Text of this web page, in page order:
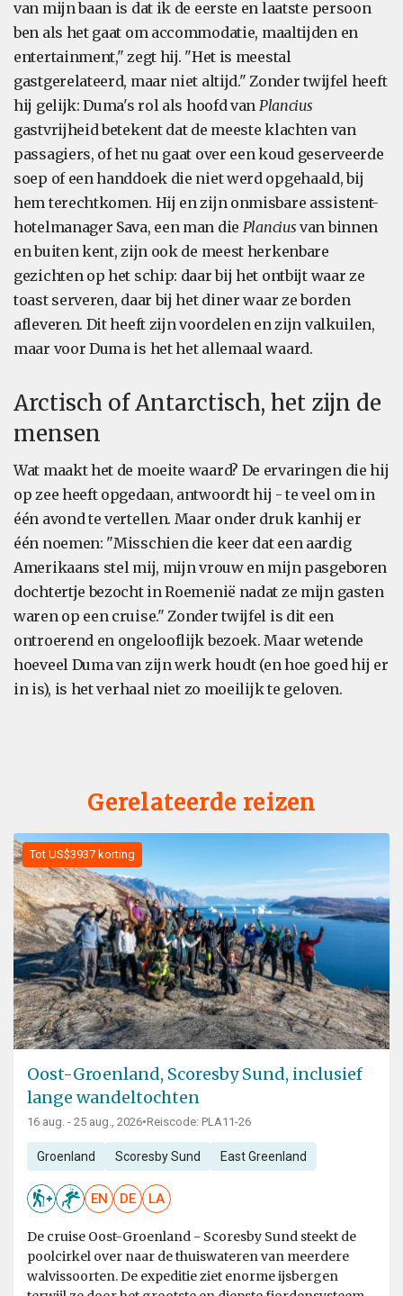
van mijn baan is dat ik de eerste en laatste persoon
ben als het gaat om accommodatie, maaltijden en
entertainment," zegt hij. "Het is meestal
gastgerelateerd, maar niet altijd." Zonder twijfel heeft
hij gelijk: Duma's rol als hoofd van Plancius
gastvrijheid betekent dat de meeste klachten van
passagiers, of het nu gaat over een koud geserveerde
soep of een handdoek die niet werd opgehaald, bij
hem terechtkomen. Hij en zijn onmisbare assistent-
hotelmanager Sava, een man die Plancius van binnen
en buiten kent, zijn ook de meest herkenbare
gezichten op het schip: daar bij het ontbijt waar ze
toast serveren, daar bij het diner waar ze borden
afleveren. Dit heeft zijn voordelen en zijn valkuilen,
maar voor Duma is het het allemaal waard.
Arctisch of Antarctisch, het zijn de
mensen
Wat maakt het de moeite waard? De ervaringen die hij
op zee heeft opgedaan, antwoordt hij - te veel om in
één avond te vertellen. Maar onder druk kanhij er
één noemen: "Misschien die keer dat een aardig
Amerikaans stel mij, mijn vrouw en mijn pasgeboren
dochtertje bezocht in Roemenië nadat ze mijn gasten
waren op een cruise." Zonder twijfel is dit een
ontroerend en ongelooflijk bezoek. Maar wetende
hoeveel Duma van zijn werk houdt (en hoe goed hij er
in is), is het verhaal niet zo moeilijk te geloven.
Gerelateerde reizen
Tot US$3937 korting
Oost-Groenland, Scoresby Sund, inclusief
lange wandeltochten
16 aug. - 25 aug., 2026•Reiscode: PLA11-26
Groenland Scoresby Sund East Greenland
EN DE LA
De cruise Oost-Groenland - Scoresby Sund steekt de
poolcirkel over naar de thuiswateren van meerdere
walvissoorten. De expeditie ziet enorme ijsbergen